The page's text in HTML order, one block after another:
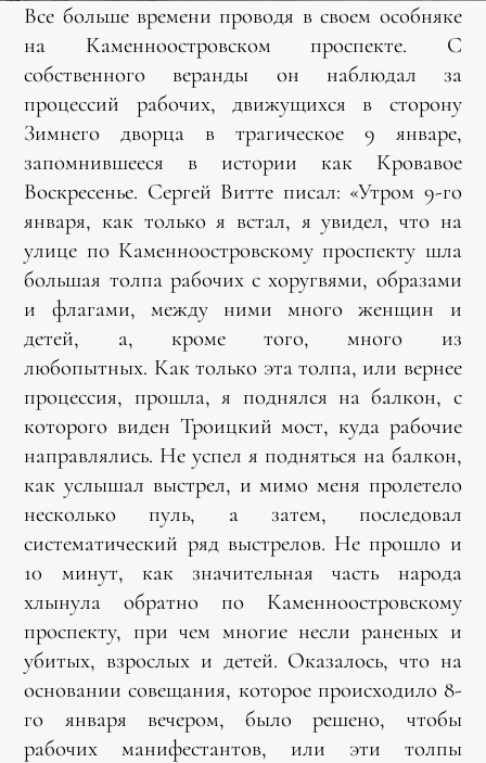
Все больше времени проводя в своем особняке
на Каменноостровском проспекте. С
собственного веранды он наблюдал за
процессий рабочих, движущихся в сторону
Зимнего дворца в трагическое 9 январе,
запомнившееся в истории как Кровавое
Воскресенье. Сергей Витте писал: «Утром 9-го
января, как только я встал, я увидел, что на
улице по Каменноостровскому проспекту шла
большая толпа рабочих с хоругвями, образами
и флагами, между ними много женщин и
детей, а, кроме того, много из
любопытных. Как только эта толпа, или вернее
процессия, прошла, я поднялся на балкон, с
которого виден Троицкий мост, куда рабочие
направлялись. Не успел я подняться на балкон,
как услышал выстрел, и мимо меня пролетело
несколько пуль, а затем, последовал
систематический ряд выстрелов. Не прошло и
10 минут, как значительная часть народа
хлынула обратно по Каменноостровскому
проспекту, при чем многие несли раненых и
убитых, взрослых и детей. Оказалось, что на
основании совещания, которое происходило 8-
го января вечером, было решено, чтобы
рабочих манифестантов, или эти толпы